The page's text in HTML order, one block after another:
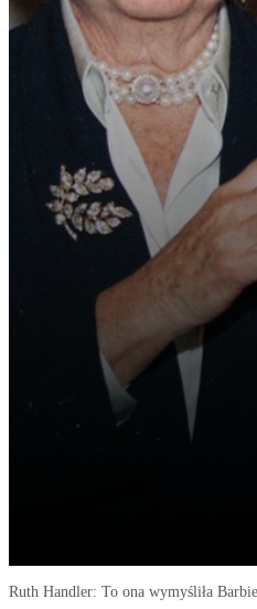
Ruth Handler: To ona wymyśliła